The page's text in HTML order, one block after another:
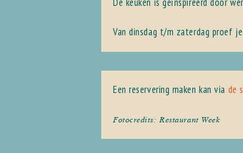
Van dinsdag t/m zaterdag proef
Een reservering maken kan via de
Fotocredits: Restaurant Week